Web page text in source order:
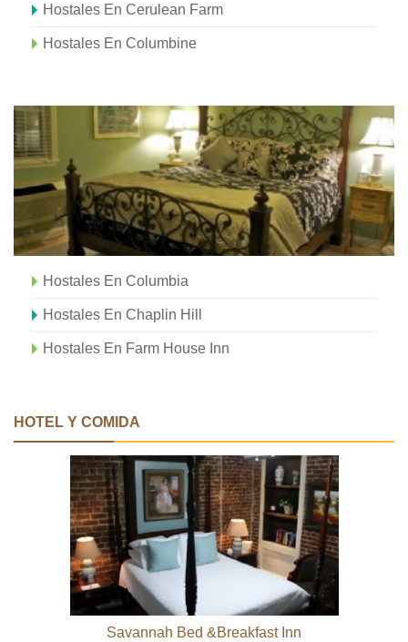
Hostales En Cerulean Farm
Hostales En Columbine
Hostales En Columbia
Hostales En Chaplin Hill
Hostales En Farm House Inn
HOTEL Y COMIDA
Savannah Bed &Breakfast Inn